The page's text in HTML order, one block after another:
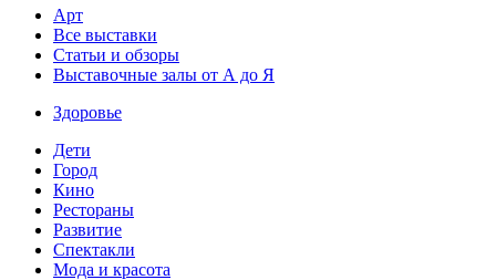
Арт
Все выставки
Статьи и обзоры
Выставочные залы от А до Я
Здоровье
Дети
Город
Кино
Рестораны
Развитие
Спектакли
Мода и красота